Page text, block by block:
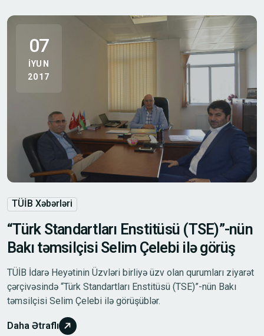
07
IYUN
2017
TÜİB Xəbərləri
“Türk Standartları Enstitüsü (TSE)”-nün
Bakı təmsilçisi Selim Çelebi ilə görüş
TÜİB İdarə Heyətinin Üzvləri birliyə üzv olan qurumları ziyarət
çərçivəsində “Türk Standartları Enstitüsü (TSE)”-nün Bakı
təmsilçisi Selim Çelebi ilə görüşüblər.
Daha Ətraflı